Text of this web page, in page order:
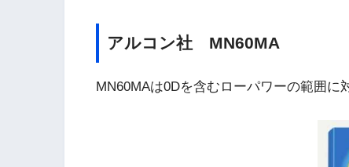
アルコン社 MN60MA
MN60MAは0Dを含むローパワーの範囲に